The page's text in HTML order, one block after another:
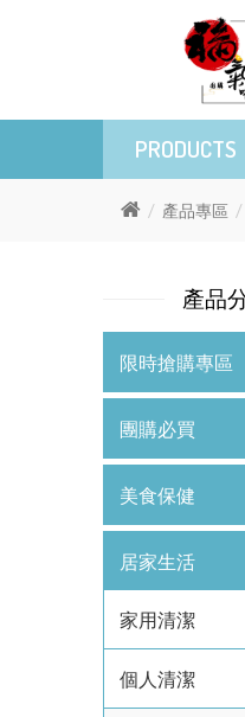
PRODUCTS
產品專區
產品
限時搶購專區
團購必買
美食保健
居家生活
家用清潔
個人清潔